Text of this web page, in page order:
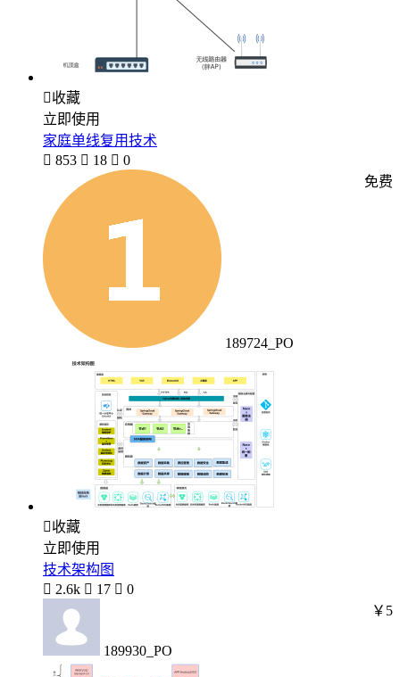
收藏
立即使用
家庭单线复用技术
 853  18  0
189724_PO
免费
收藏
立即使用
技术架构图
 2.6k  17  0
189930_PO
￥5